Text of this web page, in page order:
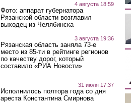
4 августа 18:59
Фото: аппарат губернатора
Рязанской области возглавил
выходец из Челябинска
3 августа 19:36
Рязанская область заняла 73-е
место из 85-ти в рейтинге регионов
по качеству дорог, который
составило «РИА Новости»
31 июля 17:37
Исполнилось полтора года со дня
ареста Константина Смирнова